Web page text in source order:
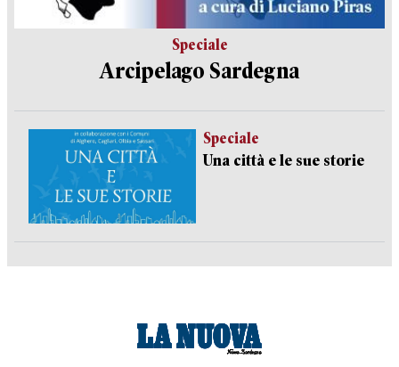
Speciale
Arcipelago Sardegna
Speciale
Una città e le sue storie